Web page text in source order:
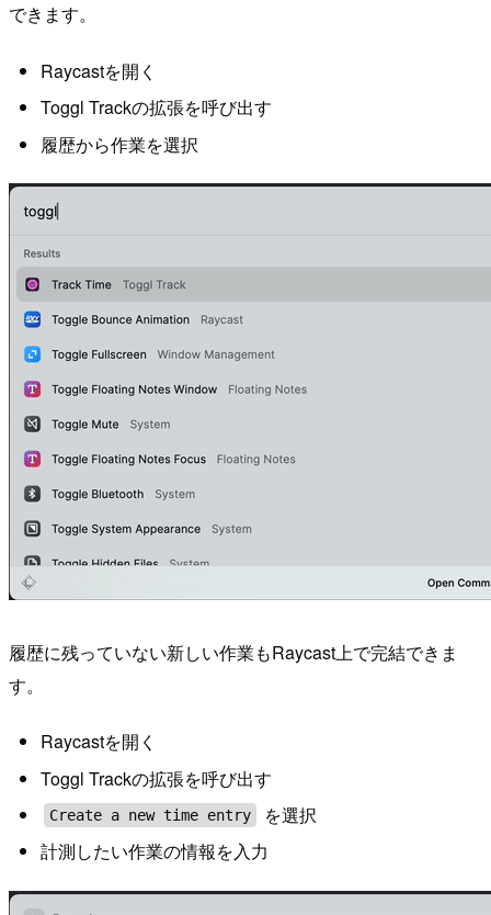
できます。
Raycastを開く
Toggl Trackの拡張を呼び出す
履歴から作業を選択
履歴に残っていない新しい作業もRaycast上で完結できま
す。
Raycastを開く
Toggl Trackの拡張を呼び出す
Create a new time entry
を選択
計測したい作業の情報を入力